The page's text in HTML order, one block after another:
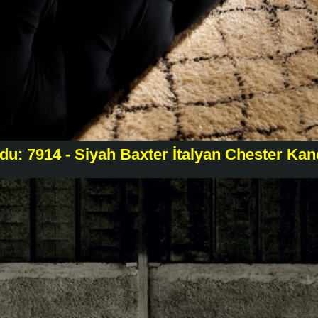
7914 - Siyah Baxter İtalyan Chester